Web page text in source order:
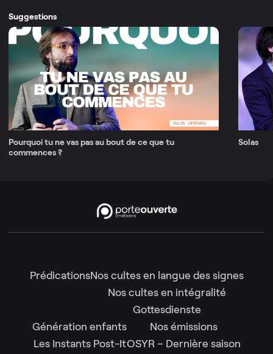
Suggestions
Pourquoi tu ne vas pas au bout de ce que tu
commences ?
Solas
PrédicationsNos cultes en langue des signes
Nos cultes en intégralité
Gottesdienste
Génération enfants
Les Instants Post-It
Nos émissions
OSYR – Dernière saison